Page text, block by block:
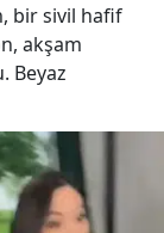
bir sivil hafif
akşam
Beyaz